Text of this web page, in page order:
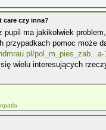
care czy inna?
pupil ma jakikolwiek
przypadkach pomoc może
pol_m_pies_zab...a-
wielu interesujących